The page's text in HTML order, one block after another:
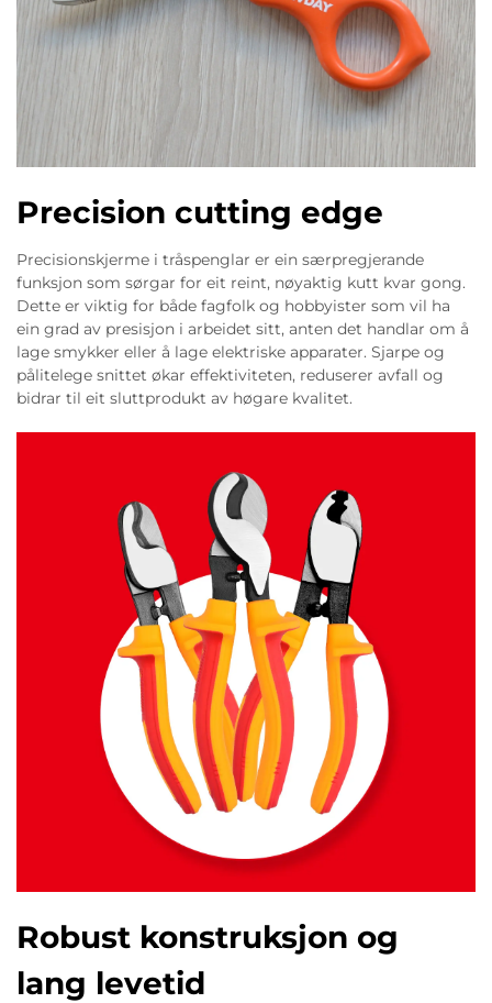
Precision cutting edge
Precisionskjerme i tråspenglar er ein særpregjerande
funksjon som sørgar for eit reint, nøyaktig kutt kvar gong.
Dette er viktig for både fagfolk og hobbyister som vil ha
ein grad av presisjon i arbeidet sitt, anten det handlar om å
lage smykker eller å lage elektriske apparater. Sjarpe og
pålitelege snittet økar effektiviteten, reduserer avfall og
bidrar til eit sluttprodukt av høgare kvalitet.
Robust konstruksjon og
lang levetid